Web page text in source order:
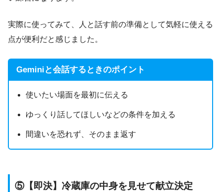
実際に使ってみて、人と話す前の準備として気軽に使える
点が便利だと感じました。
Geminiと会話するときのポイント
使いたい場面を最初に伝える
ゆっくり話してほしいなどの条件を加える
間違いを恐れず、そのまま返す
⑤【即決】冷蔵庫の中身を見せて献立決定